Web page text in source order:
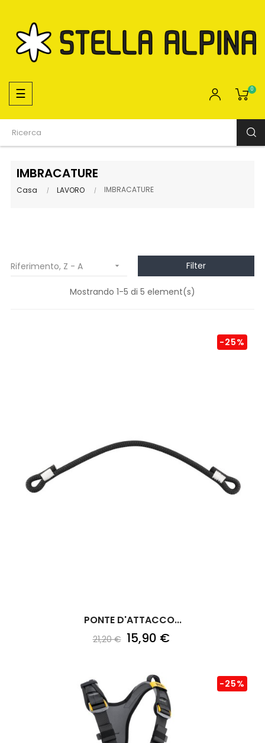
navigazione
Toggle
☰ 0
IMBRACATURE
Casa LAVORO IMBRACATURE
Riferimento, Z - A  Filter
Mostrando 1-5 di 5 element(s)
PONTE D'ATTACCO...
21,20 €
-25%
15,90 €
-25%